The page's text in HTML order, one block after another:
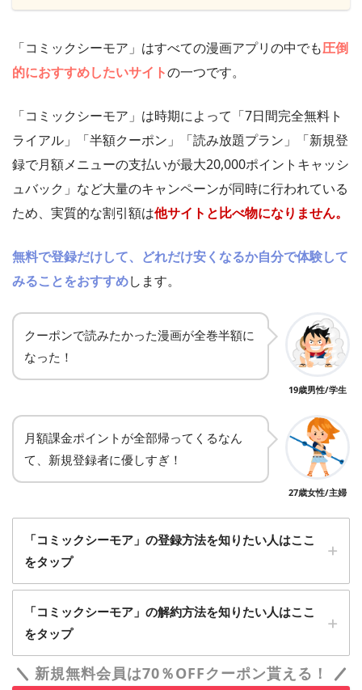
「コミックシーモア」はすべての漫画アプリの中でも圧倒
的におすすめしたいサイトの一つです。
「コミックシーモア」は時期によって「7日間完全無料ト
ライアル」「半額クーポン」「読み放題プラン」「新規登
録で月額メニューの支払いが最大20,000ポイントキャッシ
ュバック」など大量のキャンペーンが同時に行われている
ため、実質的な割引額は他サイトと比べ物になりません。
無料で登録だけして、どれだけ安くなるか自分で体験して
みることをおすすめします。
クーポンで読みたかった漫画が全巻半額に
なった！
19歳男性/学生
月額課金ポイントが全部帰ってくるなん
て、新規登録者に優しすぎ！
27歳女性/主婦
「コミックシーモア」の登録方法を知りたい人はここ
をタップ
1
「コミックシーモア」に無料会員登録する
「コミックシーモア」の解約方法を知りたい人はここ
をタップ
1
新規無料会員は70％OFFクーポン貰える！